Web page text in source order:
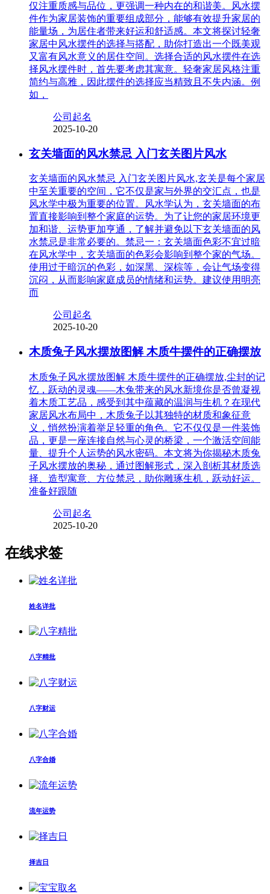
仅注重质感与品位，更强调一种内在的和谐美。风水摆
件作为家居装饰的重要组成部分，能够有效提升家居的
能量场，为居住者带来好运和舒适感。本文将探讨轻奢
家居中风水摆件的选择与搭配，助你打造出一个既美观
又富有风水意义的居住空间。选择合适的风水摆件在选
择风水摆件时，首先要考虑其寓意。轻奢家居风格注重
简约与高雅，因此摆件的选择应当精致且不失内涵。例
如，
公司起名
2025-10-20
玄关墙面的风水禁忌 入门玄关图片风水
玄关墙面的风水禁忌 入门玄关图片风水,玄关是每个家居
中至关重要的空间，它不仅是家与外界的交汇点，也是
风水学中极为重要的位置。风水学认为，玄关墙面的布
置直接影响到整个家庭的运势。为了让您的家居环境更
加和谐、运势更加亨通，了解并避免以下玄关墙面的风
水禁忌是非常必要的。禁忌一：玄关墙面色彩不宜过暗
在风水学中，玄关墙面的色彩会影响到整个家的气场。
使用过于暗沉的色彩，如深黑、深棕等，会让气场变得
沉闷，从而影响家庭成员的情绪和运势。建议使用明亮
而
公司起名
2025-10-20
木质兔子风水摆放图解 木质牛摆件的正确摆放
木质兔子风水摆放图解 木质牛摆件的正确摆放,尘封的记
忆，跃动的灵魂——木兔带来的风水新境你是否曾凝视
着木质工艺品，感受到其中蕴藏的温润与生机？在现代
家居风水布局中，木质兔子以其独特的材质和象征意
义，悄然扮演着举足轻重的角色。它不仅仅是一件装饰
品，更是一座连接自然与心灵的桥梁，一个激活空间能
量、提升个人运势的风水密码。本文将为你揭秘木质兔
子风水摆放的奥秘，通过图解形式，深入剖析其材质选
择、造型寓意、方位禁忌，助你雕琢生机，跃动好运。
准备好跟随
公司起名
2025-10-20
在线求签
姓名详批
八字精批
八字财运
八字合婚
流年运势
择吉日